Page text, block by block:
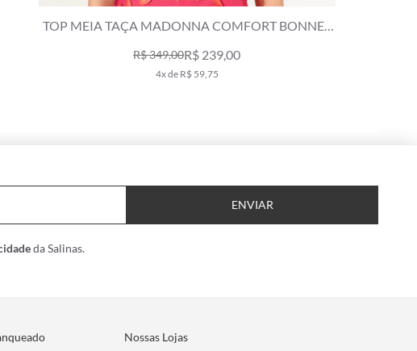
TOP MEIA TAÇA MADONNA COMFORT LAISE
R$ 289,00R$ 139,00
2x de R$ 69,50
ENVIAR
da Salinas.
Nossas Lojas